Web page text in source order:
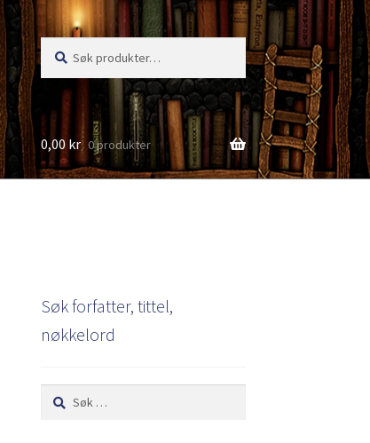
Søk
etter:
Søk
0,00 kr 0 produkter
Søk forfatter, tittel,
nøkkelord
Søk
etter: